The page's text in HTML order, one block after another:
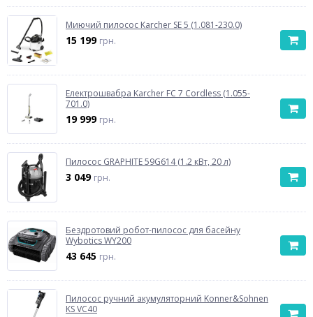
Миючий пилосос Karcher SE 5 (1.081-230.0)
15 199 грн.
Електрошвабра Karcher FC 7 Cordless (1.055-
701.0)
19 999 грн.
Пилосос GRAPHITE 59G614 (1.2 кВт, 20 л)
3 049 грн.
Бездротовий робот-пилосос для басейну
Wybotics WY200
43 645 грн.
Пилосос ручний акумуляторний Konner&Sohnen
KS VC40